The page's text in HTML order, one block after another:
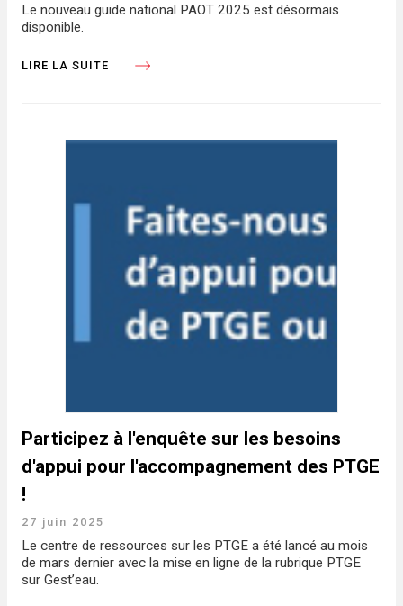
Le nouveau guide national PAOT 2025 est désormais
disponible.
LIRE LA SUITE
Participez à l'enquête sur les besoins
d'appui pour l'accompagnement des PTGE
!
27 juin 2025
Le centre de ressources sur les PTGE a été lancé au mois
de mars dernier avec la mise en ligne de la rubrique PTGE
sur Gest’eau.